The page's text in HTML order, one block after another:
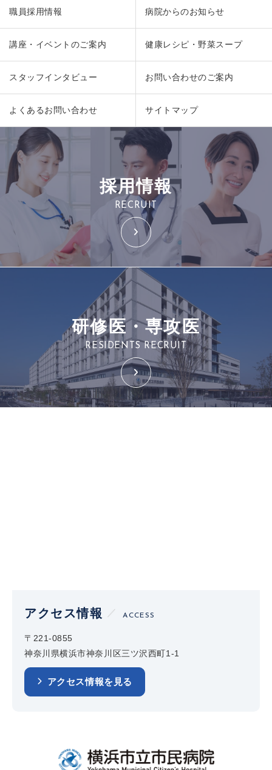
職員採用情報 病院からのお知らせ
講座・イベントのご案内 健康レシピ・野菜スープ
スタッフインタビュー お問い合わせのご案内
よくあるお問い合わせ サイトマップ
採用情報
RECRUIT
研修医・専攻医
RESIDENTS RECRUIT
アクセス情報 ACCESS
〒221-0855
神奈川県横浜市神奈川区三ツ沢西町1-1
アクセス情報を見る